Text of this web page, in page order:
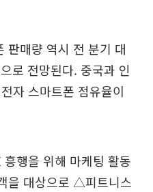
판매량 역시 전 분기 대
로 전망된다. 중국과 인
자 스마트폰 점유율이
행을 위해 마케팅 활동
을 대상으로 △피트니스